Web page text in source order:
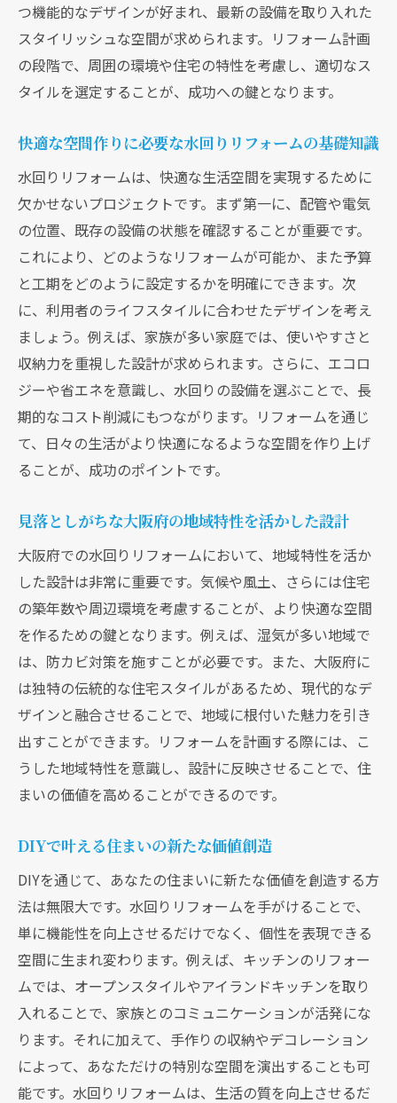
リフォーム前に確認すべき安全対策のポイ
ント
DIY水回りリフォーム大阪府の地域特性に合わせ
た設計方法
大阪府の気候に適した水回り空間の設計
イン提案
住まいの価値を高めるための機能性重視の
設計
大阪府のライフスタイルに合ったリフォー
ム最新トレンド
快適な住空間を作るための照明とカラーの
選び方
エコを意識した環境に優しい水回り設計の
ポイント
大阪府でDIY水回りリフォームを成功させるコツ
と工夫
ト管理術
DIY初心者でも安心して取り組める計画の立
て方
コストを抑えつつ効果的なリフォームを実
現する工夫
快適さを追求した水回り空間のインテリア
術
作業の効率を上げるためのDIYテクニック
住まいを長持ちさせるためのメンテナンス
方法
須アイテム
DIY初心者でも扱いやすい基本工具の選び方
リフォームに役立つ便利アイテムの紹介
大阪府で手に入るおすすめのDIY資材と購入
先
作業効率を高めるための便利なツール
安全第一！リフォーム作業に欠かせない保
護具
個性を出すためのデコレーションのアイデ
つ機能的なデザインが好まれ、最新の設備を取り入れた
スタイリッシュな空間が求められます。リフォーム計画
の段階で、周囲の環境や住宅の特性を考慮し、適切なス
タイルを選定することが、成功への鍵となります。
快適な空間作りに必要な水回りリフォームの基礎知識
水回りリフォームは、快適な生活空間を実現するために
欠かせないプロジェクトです。まず第一に、配管や電気
の位置、既存の設備の状態を確認することが重要です。
これにより、どのようなリフォームが可能か、また予算
と工期をどのように設定するかを明確にできます。次
に、利用者のライフスタイルに合わせたデザインを考え
ましょう。例えば、家族が多い家庭では、使いやすさと
収納力を重視した設計が求められます。さらに、エコロ
ジーや省エネを意識し、水回りの設備を選ぶことで、長
期的なコスト削減にもつながります。リフォームを通じ
て、日々の生活がより快適になるような空間を作り上げ
ることが、成功のポイントです。
見落としがちな大阪府の地域特性を活かした設計
大阪府での水回りリフォームにおいて、地域特性を活か
した設計は非常に重要です。気候や風土、さらには住宅
の築年数や周辺環境を考慮することが、より快適な空間
を作るための鍵となります。例えば、湿気が多い地域で
は、防カビ対策を施すことが必要です。また、大阪府に
は独特の伝統的な住宅スタイルがあるため、現代的なデ
ザインと融合させることで、地域に根付いた魅力を引き
出すことができます。リフォームを計画する際には、こ
うした地域特性を意識し、設計に反映させることで、住
まいの価値を高めることができるのです。
DIYで叶える住まいの新たな価値創造
DIYを通じて、あなたの住まいに新たな価値を創造する方
法は無限大です。水回りリフォームを手がけることで、
単に機能性を向上させるだけでなく、個性を表現できる
空間に生まれ変わります。例えば、キッチンのリフォー
ムでは、オープンスタイルやアイランドキッチンを取り
入れることで、家族とのコミュニケーションが活発にな
ります。それに加えて、手作りの収納やデコレーション
によって、あなただけの特別な空間を演出することも可
能です。水回りリフォームは、生活の質を向上させるだ